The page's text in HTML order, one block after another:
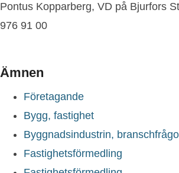
Pontus Kopparberg, VD på Bjurfors
976 91 00
Ämnen
Företagande
Bygg, fastighet
Byggnadsindustrin,
Fastighetsförmedling